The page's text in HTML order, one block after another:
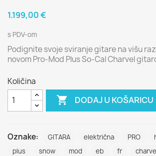
1.199,00 €
s PDV-om
Podignite svoje sviranje gitare na višu
novom Pro-Mod Plus So-Cal Charvel
Količina
 DODAJ U KOŠARICU
Oznake: GITARA električna PRO
plus
snow mod eb fr